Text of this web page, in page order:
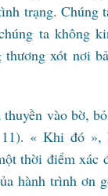
trạng. Chúng
ta không
xót nơi
vào bờ,
« Khi đó »,
thời điểm xác
hành trình ơn